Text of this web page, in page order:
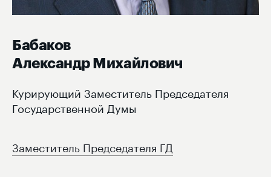
Бабаков
Александр Михайлович
Курирующий Заместитель Председателя
Государственной Думы
Заместитель Председателя ГД